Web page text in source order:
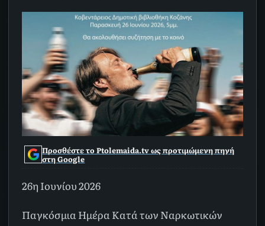
Προσθέστε το Ptolemaida.tv ως προτιμώμενη πηγή
στη Google
26η Ιουνίου 2026
Παγκόσμια Ημέρα Κατά των Ναρκωτικών